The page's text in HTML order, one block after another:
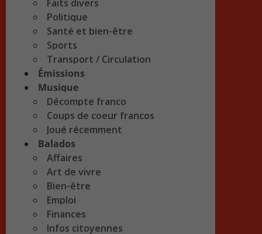
Faits divers
Politique
Santé et bien-être
Sports
Transport / Circulation
Émissions
Musique
Décompte franco
Coups de coeur francos
Joué récemment
Balados
Affaires
Art de vivre
Bien-être
Emploi
Finances
Infos citoyennes